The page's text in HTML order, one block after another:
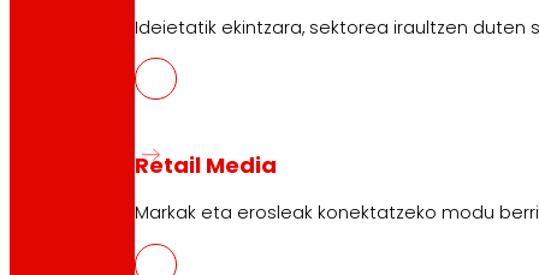
Ideietatik ekintzara, sektorea iraultzen
Retail Media
Markak eta erosleak konektatzeko modu